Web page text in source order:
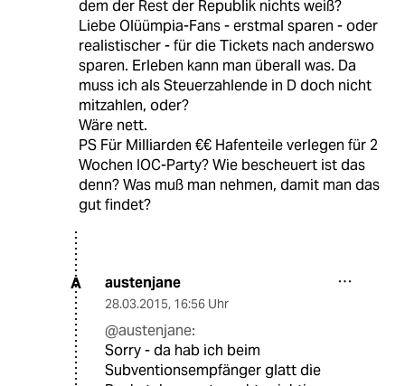
dem der Rest der Republik nichts weiß?
Liebe Olüümpia-Fans - erstmal sparen - oder
realistischer - für die Tickets nach anderswo
sparen. Erleben kann man überall was. Da
muss ich als Steuerzahlende in D doch nicht
mitzahlen, oder?
Wäre nett.
PS Für Milliarden €€ Hafenteile verlegen für 2
Wochen IOC-Party? Wie bescheuert ist das
denn? Was muß man nehmen, damit man das
gut findet?
A austenjane
28.03.2015, 16:56 Uhr
@austenjane:
Sorry - da hab ich beim
Subventionsempfänger glatt die